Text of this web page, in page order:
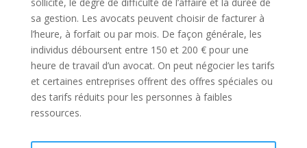
sa gestion. Les avocats peuvent choisir de facturer à
l’heure, à forfait ou par mois. De façon générale, les
individus déboursent entre 150 et 200 € pour une
heure de travail d’un avocat. On peut négocier les tarifs
et certaines entreprises offrent des offres spéciales ou
des tarifs réduits pour les personnes à faibles
ressources.